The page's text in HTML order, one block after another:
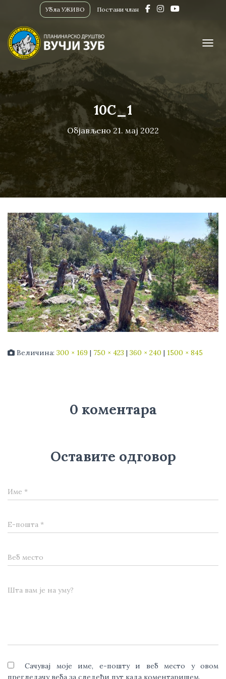
Убла УЖИВО Постани члан
10C_1
Објављено 21. мај 2022
Величина: 300 × 169 | 750 × 423 | 360 × 240 | 1500 × 845
0 коментара
Оставите одговор
Име *
Е-пошта *
Веб место
Шта вам је на уму?
Сачувај моје име, е-пошту и веб место у овом
прегледачу веба за следећи пут када коментаришем.